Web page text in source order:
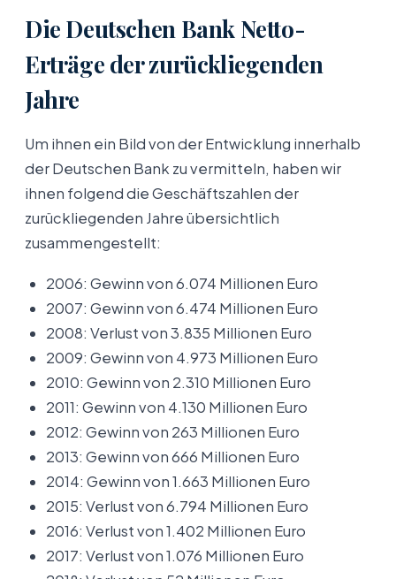
Die Deutschen Bank Netto-
Erträge der zurückliegenden
Jahre
Um ihnen ein Bild von der Entwicklung innerhalb
der Deutschen Bank zu vermitteln, haben wir
ihnen folgend die Geschäftszahlen der
zurückliegenden Jahre übersichtlich
zusammengestellt:
2006: Gewinn von 6.074 Millionen Euro
2007: Gewinn von 6.474 Millionen Euro
2008: Verlust von 3.835 Millionen Euro
2009: Gewinn von 4.973 Millionen Euro
2010: Gewinn von 2.310 Millionen Euro
2011: Gewinn von 4.130 Millionen Euro
2012: Gewinn von 263 Millionen Euro
2013: Gewinn von 666 Millionen Euro
2014: Gewinn von 1.663 Millionen Euro
2015: Verlust von 6.794 Millionen Euro
2016: Verlust von 1.402 Millionen Euro
2017: Verlust von 1.076 Millionen Euro